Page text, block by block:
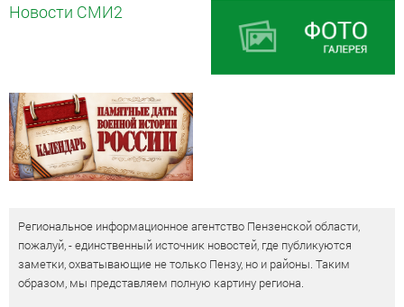
Новости СМИ2
Региональное информационное агентство Пензенской области,
пожалуй, - единственный источник новостей, где публикуются
заметки, охватывающие не только Пензу, но и районы. Таким
образом, мы представляем полную картину региона.